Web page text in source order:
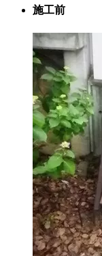
施工前